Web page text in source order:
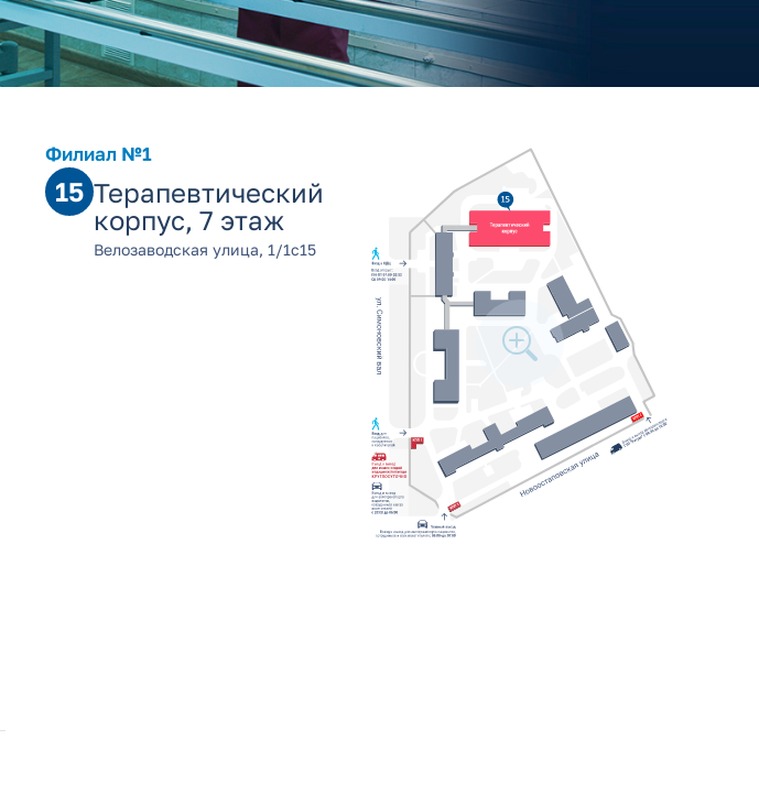
Филиал №1
15 Терапевтический
корпус, 7 этаж
Велозаводская улица, 1/1с15